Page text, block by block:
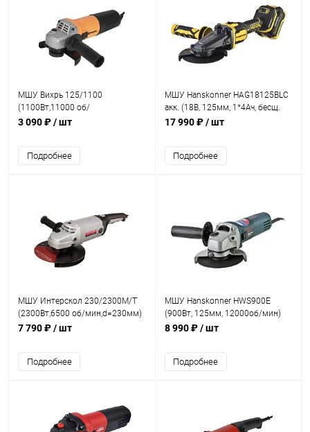
МШУ Вихрь 125/1100
(1100Вт,11000 об/
мин,d=125мм)
3 090 ₽/ шт
Подробнее
МШУ Hanskonner HAG18125BLC
акк. (18В, 125мм, 1*4Ач, бесщ.
ЗУ)
17 990 ₽/ шт
Подробнее
МШУ Интерскол 230/2300М/Т
(2300Вт,6500 об/мин,d=230мм)
7 790 ₽/ шт
Подробнее
МШУ Hanskonner HWS900E
(900Вт, 125мм, 12000об/мин)
8 990 ₽/ шт
Подробнее